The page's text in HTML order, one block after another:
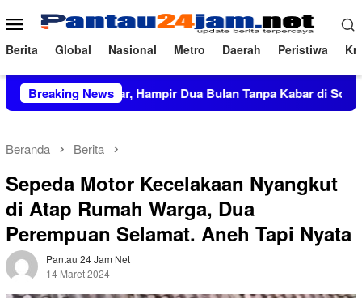
ke
konten
Menu
Mobile
Berita Global Nasional Metro Daerah Peristiwa
Breaking News
Miliar, Hampir Dua Bulan Tanpa Kabar di Soppeng
Beranda Berita
Sepeda Motor Kecelakaan Nyangkut
di Atap Rumah Warga, Dua
Perempuan Selamat. Aneh Tapi Nyata
Pantau 24 Jam Net
14 Maret 2024